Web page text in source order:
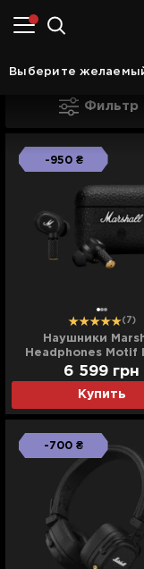
Выберите
Наушники в
НаушникиФильтр
-950 ₴
(7)
Наушники
Headphones Motif
(Black)
Купить
6 599 грн
-700 ₴